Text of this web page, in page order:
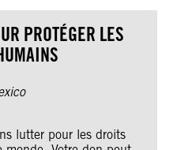
PROTÉGER LES
lutter pour les droits